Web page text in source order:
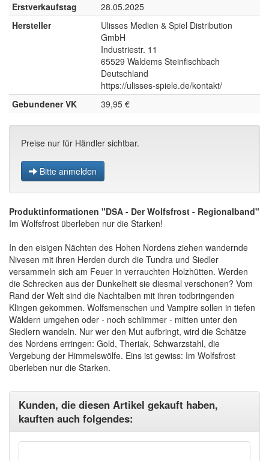
Erstverkaufstag
28.05.2025
Hersteller
Ulisses Medien & Spiel Distribution
GmbH
Industriestr. 11
65529 Waldems Steinfischbach
Deutschland
https://ulisses-spiele.de/kontakt/
Gebundener VK
39,95 €
Preise nur für Händler sichtbar.
Bitte anmelden
Produktinformationen "DSA - Der Wolfsfrost - Regionalband"
Im Wolfsfrost überleben nur die Starken!
In den eisigen Nächten des Hohen Nordens ziehen wandernde
Nivesen mit ihren Herden durch die Tundra und Siedler
versammeln sich am Feuer in verrauchten Holzhütten. Werden
die Schrecken aus der Dunkelheit sie diesmal verschonen? Vom
Rand der Welt sind die Nachtalben mit ihren todbringenden
Klingen gekommen. Wolfsmenschen und Vampire sollen in tiefen
Wäldern umgehen oder - noch schlimmer - mitten unter den
Siedlern wandeln. Nur wer den Mut aufbringt, wird die Schätze
des Nordens erringen: Gold, Theriak, Schwarzstahl, die
Vergebung der Himmelswölfe. Eins ist gewiss: Im Wolfsfrost
überleben nur die Starken.
Kunden, die diesen Artikel gekauft haben,
kauften auch folgendes: